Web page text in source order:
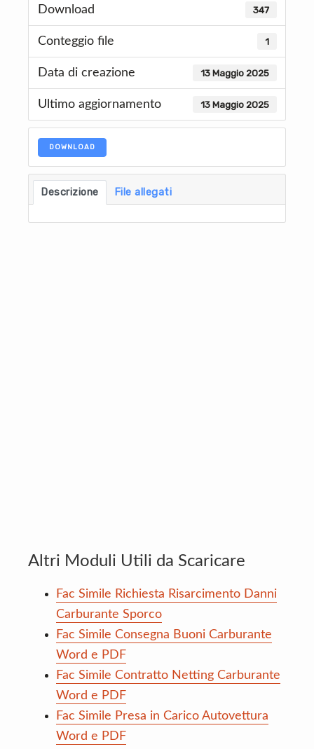
Download 347
Conteggio file 1
Data di creazione 13 Maggio 2025
Ultimo aggiornamento 13 Maggio 2025
DOWNLOAD
Descrizione File allegati
Altri Moduli Utili da Scaricare
Fac Simile Richiesta Risarcimento Danni
Carburante Sporco
Fac Simile Consegna Buoni Carburante
Word e PDF
Fac Simile Contratto Netting Carburante
Word e PDF
Fac Simile Presa in Carico Autovettura
Word e PDF